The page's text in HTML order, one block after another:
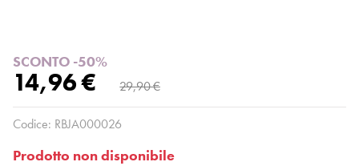
SCONTO -50%
14,96 € 29,90 €
Codice: RBJA000026
Prodotto non disponibile